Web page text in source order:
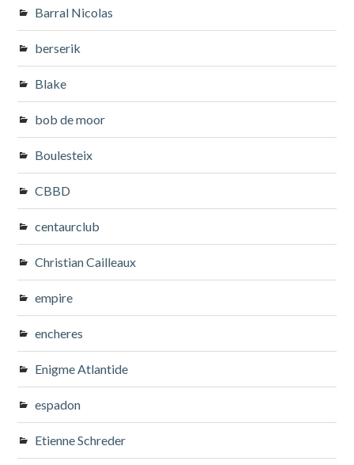
Barral Nicolas
berserik
Blake
bob de moor
Boulesteix
CBBD
centaurclub
Christian Cailleaux
empire
encheres
Enigme Atlantide
espadon
Etienne Schreder